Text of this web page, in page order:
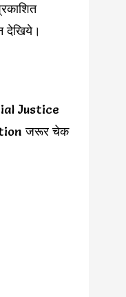
Justice
जरूर चेक